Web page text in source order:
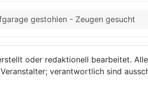
gestohlen - Zeugen gesucht
oder redaktionell bearbeitet.
verantwortlich sind